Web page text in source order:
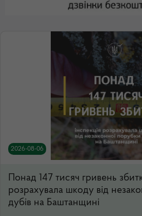
2026-08-06
Понад 147 тисяч гривень
розрахувала шкоду від
дубів на Баштанщині